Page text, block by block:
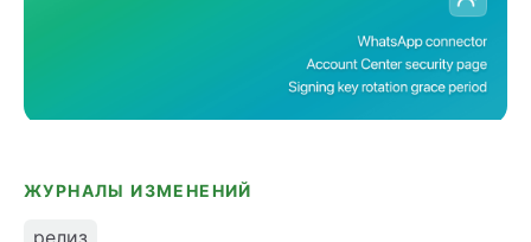
ЖУРНАЛЫ ИЗМЕНЕНИЙ